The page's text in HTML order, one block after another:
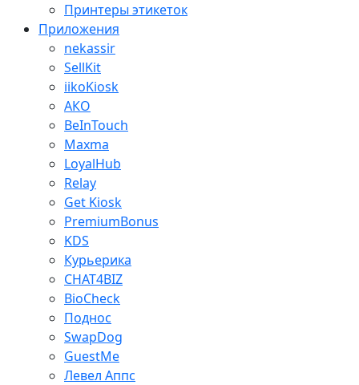
Принтеры этикеток
Приложения
nekassir
SellKit
iikoKiosk
АКО
BeInTouch
Maxma
LoyalHub
Relay
Get Kiosk
PremiumBonus
KDS
Курьерика
CHAT4BIZ
BioCheck
Поднос
SwapDog
GuestMe
Левел Аппс